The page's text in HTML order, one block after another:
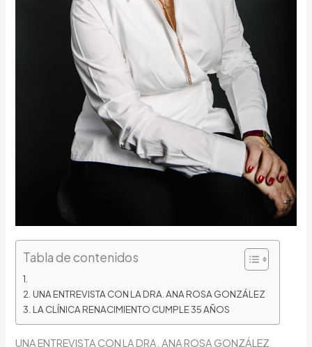
Tabla de contenidos
UNA ENTREVISTA CON LA DRA. ANA ROSA GONZÁLEZ
LA CLÍNICA RENACIMIENTO CUMPLE 35 AÑOS
UNA ENTREVISTA CON LA DRA. ANA ROSA GONZÁLEZ